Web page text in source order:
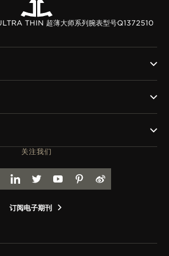
THIN 超薄大师系列腕表型号Q1372510
关注我们
LINKEDINTWITTERYOUTUBEPINTEREST
WEIBO
订阅电子期刊